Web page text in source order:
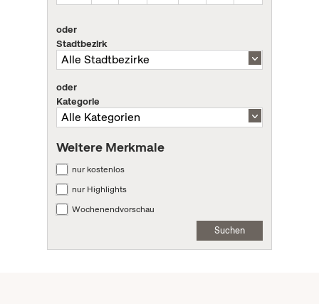
oder
Stadtbezirk
oder
Kategorie
Weitere Merkmale
nur kostenlos
nur Highlights
Wochenendvorschau
Suchen